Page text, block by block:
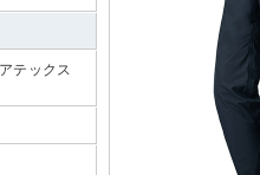
テックス